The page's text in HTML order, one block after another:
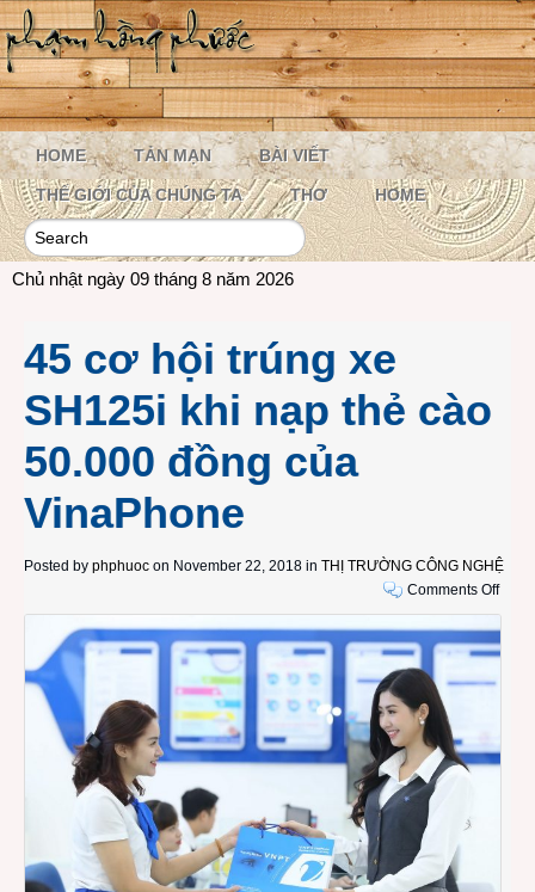
HOME TẢN MẠN BÀI VIẾT
THẾ GIỚI CỦA CHÚNG TA THƠ HOME
Chủ nhật ngày 09 tháng 8 năm 2026
45 cơ hội trúng xe
SH125i khi nạp thẻ cào
50.000 đồng của
VinaPhone
Posted by phphuoc on November 22, 2018 in THỊ TRƯỜNG CÔNG NGHỆ
Comments Offon
45
cơ
hội
khi